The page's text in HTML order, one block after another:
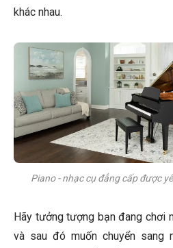
khác nhau.
Piano - nhạc cụ đẳng cấp được
Hãy tưởng tượng bạn đang chơi
và sau đó muốn chuyển sang